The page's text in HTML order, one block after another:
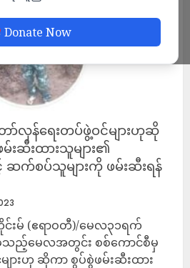
Donate Now
လှန်ရေးတပ်ဖွဲ့ဝင်များဟုဆို
ဆီးထားသူများ၏
ဆက်စပ်သူများကို ဖမ်းဆီးရန်
င်းမ် (ဧရာဝတီ)/မေလ၃၁ရက်
သည့်မေလအတွင်း စစ်ကောင်စီမှ
ားဟု ဆိုကာ စွပ်စွဲဖမ်းဆီးထား